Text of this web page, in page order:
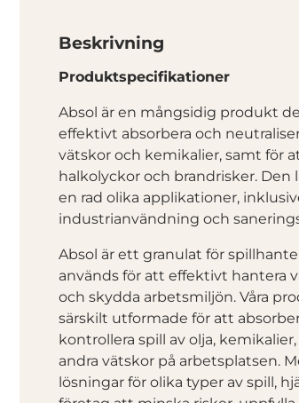
Beskrivning
Produktspecifikationer
Absol är en mångsidig produkt
effektivt absorbera och
vätskor och kemikalier, samt för
halkolyckor och brandrisker. Den
en rad olika applikationer,
industrianvändning och
Absol är ett granulat för
används för att effektivt hantera
och skydda arbetsmiljön. Våra
särskilt utformade för att
kontrollera spill av olja,
andra vätskor på arbetsplatsen.
lösningar för olika typer av spill,